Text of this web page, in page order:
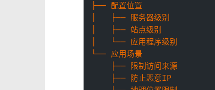
├── 配置位置
│   ├── 服务器级别
│   ├── 站点级别
│   └── 应用程序级别
└── 应用场景
    ├── 限制访问来源
    ├── 防止恶意IP